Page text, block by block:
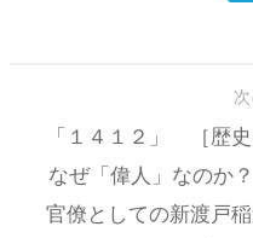
「１４１２」 ［歴
なぜ「偉人」なのか
官僚としての新渡戸